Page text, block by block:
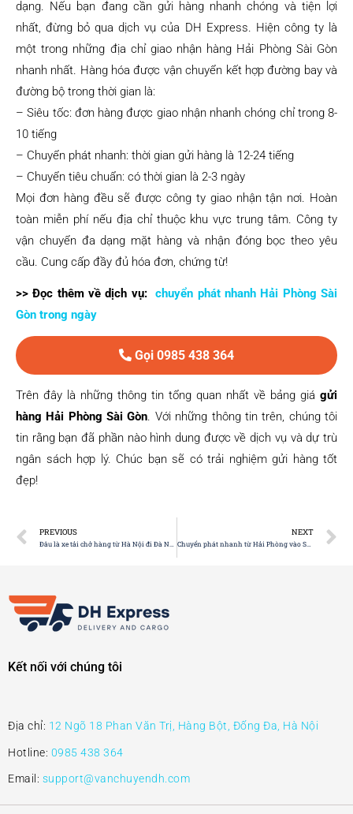
dạng. Nếu bạn đang cần gửi hàng nhanh chóng và tiện lợi
nhất, đừng bỏ qua dịch vụ của DH Express. Hiện công ty là
một trong những địa chỉ giao nhận hàng Hải Phòng Sài Gòn
nhanh nhất. Hàng hóa được vận chuyển kết hợp đường bay và
đường bộ trong thời gian là:
– Siêu tốc: đơn hàng được giao nhận nhanh chóng chỉ trong 8-
10 tiếng
– Chuyển phát nhanh: thời gian gửi hàng là 12-24 tiếng
– Chuyển tiêu chuẩn: có thời gian là 2-3 ngày
Mọi đơn hàng đều sẽ được công ty giao nhận tận nơi. Hoàn
toàn miễn phí nếu địa chỉ thuộc khu vực trung tâm. Công ty
vận chuyển đa dạng mặt hàng và nhận đóng bọc theo yêu
cầu. Cung cấp đầy đủ hóa đơn, chứng từ!
>> Đọc thêm về dịch vụ:chuyển phát nhanh Hải Phòng Sài
Gòn trong ngày
Gọi 0985 438 364
Trên đây là những thông tin tổng quan nhất về bảng giá gửi
hàng Hải Phòng Sài Gòn. Với những thông tin trên, chúng tôi
tin rằng bạn đã phần nào hình dung được về dịch vụ và dự trù
ngân sách hợp lý. Chúc bạn sẽ có trải nghiệm gửi hàng tốt
đẹp!
PREVIOUS NEXT
Chuyển phát nhanh từ Hải Phòng vào Sài Gòn mất bao lâu?
Kết nối với chúng tôi
Địa chỉ: 12 Ngõ 18 Phan Văn Trị, Hàng Bột, Đống Đa, Hà Nội
Hotline: 0985 438 364
Email: support@vanchuyendh.com